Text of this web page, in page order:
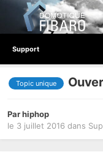
Support
Topic unique
Parhiphop
le 3 juillet 2016 dans